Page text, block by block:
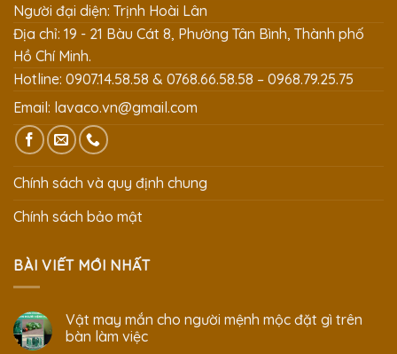
Người đại diện: Trịnh Hoài Lân
Địa chỉ: 19 - 21 Bàu Cát 8, Phường Tân Bình, Thành phố
Hồ Chí Minh.
Hotline: 0907.14.58.58 & 0768.66.58.58 – 0968.79.25.75
Email: lavaco.vn@gmail.com
Chính sách và quy định chung
Chính sách bảo mật
BÀI VIẾT MỚI NHẤT
Vật may mắn cho người mệnh mộc đặt gì trên
bàn làm việc